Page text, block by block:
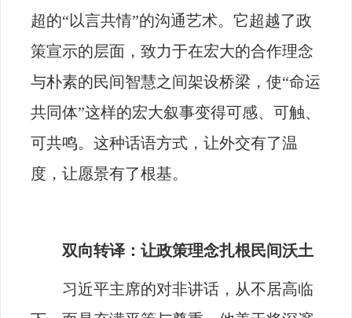
超的“以言共情”的沟通艺术。它超越了政
策宣示的层面，致力于在宏大的合作理念
与朴素的民间智慧之间架设桥梁，使“命运
共同体”这样的宏大叙事变得可感、可触、
可共鸣。这种话语方式，让外交有了温
度，让愿景有了根基。
双向转译：让政策理念扎根民间沃土
习近平主席的对非讲话，从不居高临